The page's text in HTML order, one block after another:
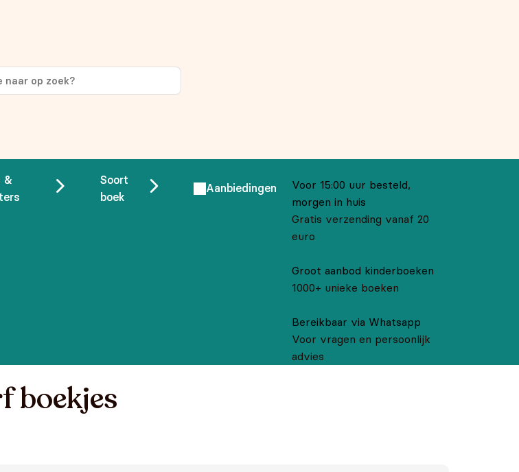
&
Soort
boek
Aanbiedingen
Voor 15:00 uur besteld,
morgen in huis
Gratis verzending vanaf 20
euro
Groot aanbod kinderboeken
1000+ unieke boeken
Bereikbaar via Whatsapp
Voor vragen en persoonlijk
advies
boekjes